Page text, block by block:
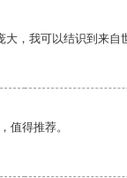
，我可以结识到来自
值得推荐。